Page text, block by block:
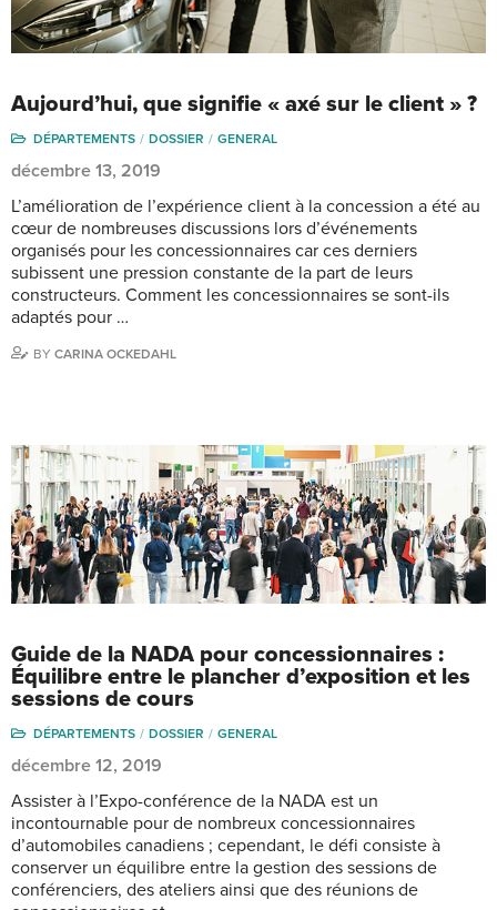
Aujourd’hui, que signifie « axé sur le client » ?
DÉPARTEMENTS DOSSIER GENERAL
décembre 13, 2019
L’amélioration de l’expérience client à la concession a été au
cœur de nombreuses discussions lors d’événements
organisés pour les concessionnaires car ces derniers
subissent une pression constante de la part de leurs
constructeurs. Comment les concessionnaires se sont-ils
adaptés pour …
BY CARINA OCKEDAHL
Guide de la NADA pour concessionnaires :
Équilibre entre le plancher d’exposition et les
sessions de cours
DÉPARTEMENTS DOSSIER GENERAL
décembre 12, 2019
Assister à l’Expo-conférence de la NADA est un
incontournable pour de nombreux concessionnaires
d’automobiles canadiens ; cependant, le défi consiste à
conserver un équilibre entre la gestion des sessions de
conférenciers, des ateliers ainsi que des réunions de